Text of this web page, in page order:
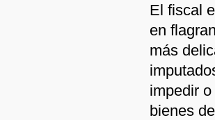
El fiscal
en
más
impedir
bienes